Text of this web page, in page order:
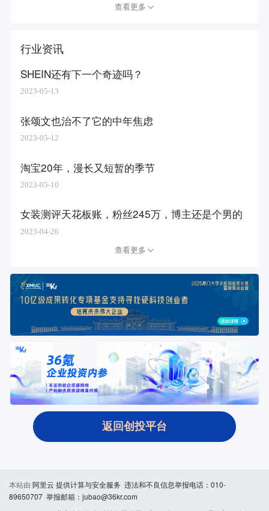
查看更多
行业资讯
SHEIN还有下一个奇迹吗？
2023-05-13
张颂文也治不了它的中年焦虑
2023-05-12
淘宝20年，漫长又短暂的季节
2023-05-10
女装测评天花板账，粉丝245万，博主还是个男的
2023-04-26
查看更多
返回创投平台
本站由 阿里云 提供计算与安全服务 违法和不良信息举报电话：010-
89650707 举报邮箱：jubao@36kr.com